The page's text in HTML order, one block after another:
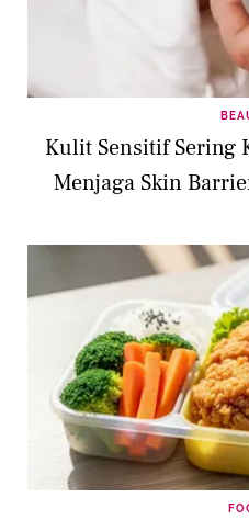
Kulit Sensitif Sering
Menjaga Skin